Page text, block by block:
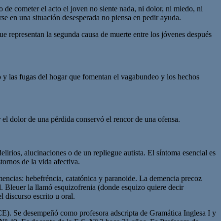
de cometer el acto el joven no siente nada, ni dolor, ni miedo, ni
en una situación desesperada no piensa en pedir ayuda.
la segunda causa de muerte entre los jóvenes después
las fugas del hogar que fomentan el vagabundeo y los hechos
dolor de una pérdida conservó el rencor de una ofensa.
alucinaciones o de un repliegue autista. El síntoma esencial es
de la vida afectiva.
hebefréncia, catatónica y paranoide. La demencia precoz
Bleuer la llamó esquizofrenia (donde esquizo quiere decir
discurso escrito u oral.
Se desempeñó como profesora adscripta de Gramática Inglesa I y